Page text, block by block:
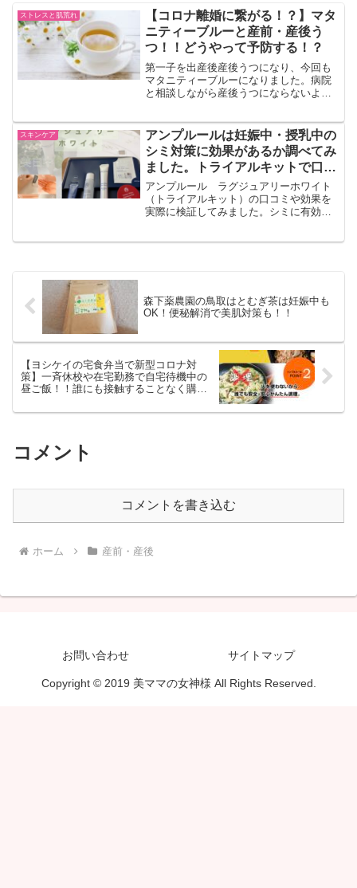
ストレスと肌荒れ
【コロナ離婚に繋がる！？】マタ
ニティーブルーと産前・産後う
つ！！どうやって予防する！？
第一子を出産後産後うつになり、今回も
マタニティーブルーになりました。病院
と相談しながら産後うつにならないよう
方法を記事にまとめました。
スキンケア
アンプルールは妊娠中・授乳中の
シミ対策に効果があるか調べてみ
ました。トライアルキットで口コ
ミを検証してみた
アンプルール ラグジュアリーホワイト
（トライアルキット）の口コミや効果を
実際に検証してみました。シミに有効な
森下薬農園の鳥取はとむぎ茶は妊娠中も
OK！便秘解消で美肌対策も！！
【ヨシケイの宅食弁当で新型コロナ対
策】一斉休校や在宅勤務で自宅待機中の
昼ご飯！！誰にも接触することなく購入
コメント
コメントを書き込む
ホーム 産前・産後
お問い合わせ サイトマップ
Copyright © 2019 美ママの女神様 All Rights Reserved.